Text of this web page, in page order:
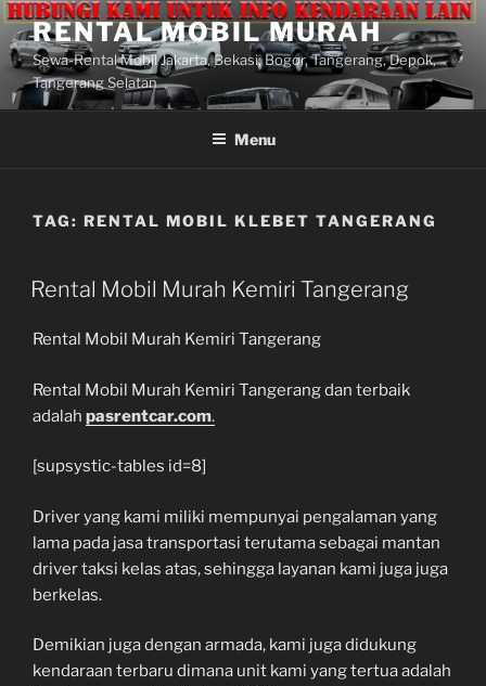
Lompat
ke
konten
RENTAL MOBIL MURAH
Sewa-Rental Mobil Jakarta, Bekasi, Bogor, Tangerang, Depok,
Tangerang Selatan
Menu
TAG: RENTAL MOBIL KLEBET TANGERANG
Rental Mobil Murah Kemiri Tangerang
Rental Mobil Murah Kemiri Tangerang
Rental Mobil Murah Kemiri Tangerang dan terbaik
adalah pasrentcar.com.
[supsystic-tables id=8]
Driver yang kami miliki mempunyai pengalaman yang
lama pada jasa transportasi terutama sebagai mantan
driver taksi kelas atas, sehingga layanan kami juga juga
berkelas.
Demikian juga dengan armada, kami juga didukung
kendaraan terbaru dimana unit kami yang tertua adalah